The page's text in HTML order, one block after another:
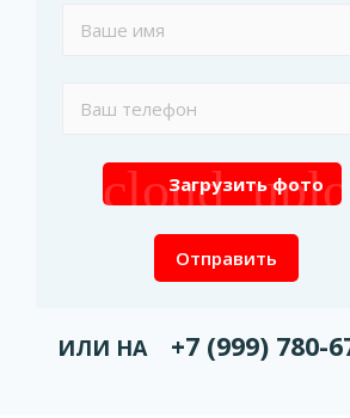
Загрузить фото
Отправить
ИЛИ НА +7 (999) 780-